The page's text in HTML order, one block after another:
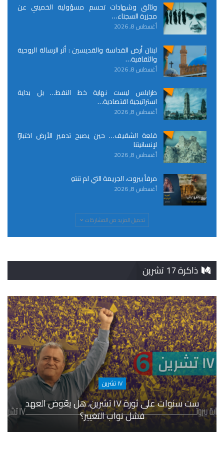
وثائق وشهادات تحسم مسؤولية الخميني عن
مجزرة السجناء…
أغسطس 8, 2026
لبنان أرض القداسة والقديسين : أثر الرسالة الروحية
والثقافية…
أغسطس 8, 2026
طرابلس ليست نهاية خط النفط… بل بداية
استراتيجية اقتصادية…
أغسطس 8, 2026
قلعة الشقيف… حين يصبح تدمير الأرض اختبارًا
لإنسانيتنا
أغسطس 8, 2026
مرفأ بيروت، الجريمة التي لم تنتهِ
أغسطس 8, 2026
تحميل المزيد من المشاركات
ذاكرة 17 تشرين
١٧ تشرين
ست سنوات على ثورة ١٧ تشرين، هل يعّوض العهد
فشل نواب التغيير؟